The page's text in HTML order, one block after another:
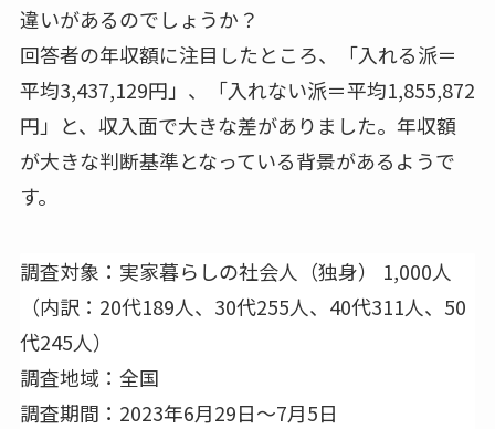
違いがあるのでしょうか？
回答者の年収額に注目したところ、「入れる派＝
平均3,437,129円」、「入れない派＝平均1,855,872
円」と、収入面で大きな差がありました。 年収額
が大きな判断基準となっている背景があるようで
す。
調査対象：実家暮らしの社会人（独身） 1,000人
（内訳：20代189人、30代255人、40代311人、50
代245人）
調査地域：全国
調査期間：2023年6月29日～7月5日